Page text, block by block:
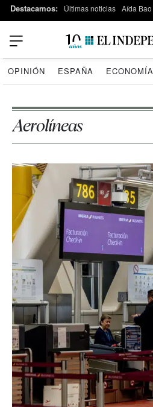
Destacamos: Últimas noticias Aída Bao
OPINIÓN ESPAÑA ECONOMÍA
Aerolíneas